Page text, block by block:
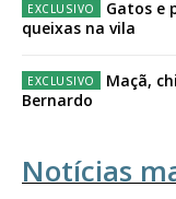
Gatos e
queixas na vila
Maçã,
Bernardo
Notícias